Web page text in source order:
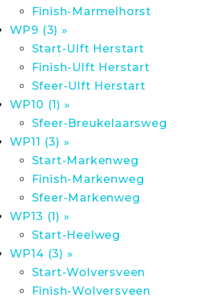
Finish-Marmelhorst
WP9 (3) »
Start-Ulft Herstart
Finish-Ulft Herstart
Sfeer-Ulft Herstart
WP10 (1) »
Sfeer-Breukelaarsweg
WP11 (3) »
Start-Markenweg
Finish-Markenweg
Sfeer-Markenweg
WP13 (1) »
Start-Heelweg
WP14 (3) »
Start-Wolversveen
Finish-Wolversveen